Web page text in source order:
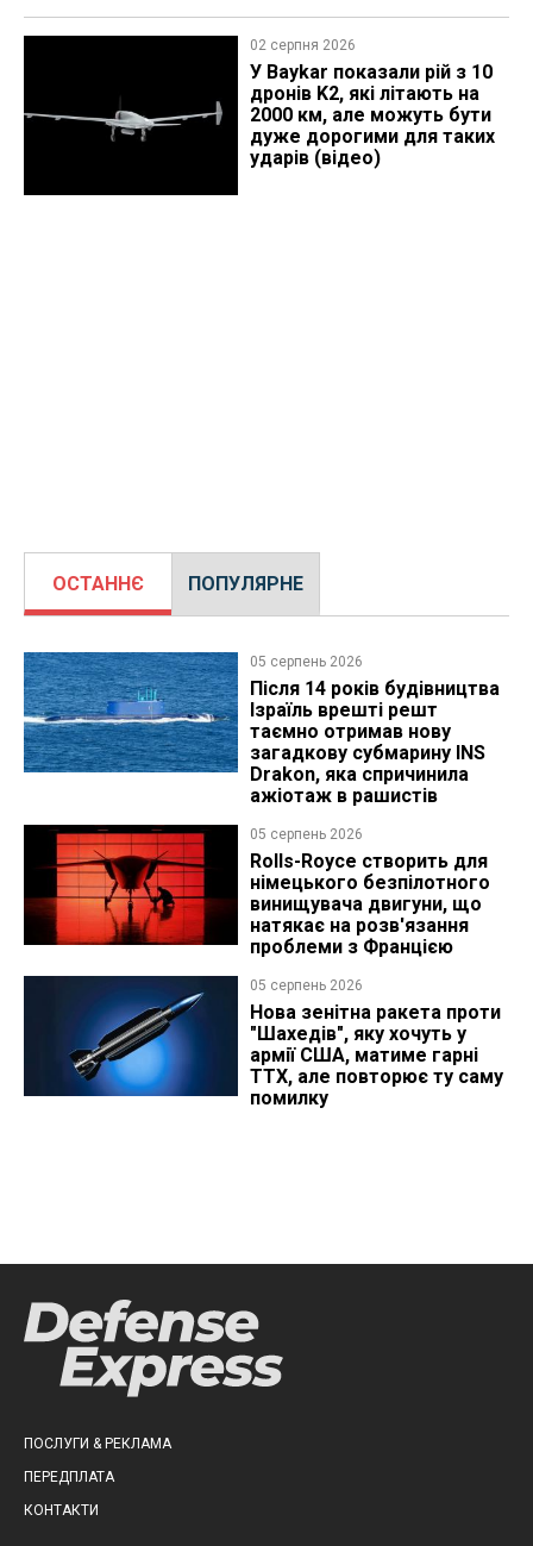
02 серпня 2026
У Baykar показали рій з 10
дронів K2, які літають на
2000 км, але можуть бути
дуже дорогими для таких
ударів (відео)
ОСТАННЄ ПОПУЛЯРНЕ
05 серпень 2026
Після 14 років будівництва
Ізраїль врешті решт
таємно отримав нову
загадкову субмарину INS
Drakon, яка спричинила
ажіотаж в рашистів
05 серпень 2026
Rolls-Royce створить для
німецького безпілотного
винищувача двигуни, що
натякає на розв'язання
проблеми з Францією
05 серпень 2026
Нова зенітна ракета проти
"Шахедів", яку хочуть у
армії США, матиме гарні
ТТХ, але повторює ту саму
помилку
ПОСЛУГИ & РЕКЛАМА
ПЕРЕДПЛАТА
КОНТАКТИ